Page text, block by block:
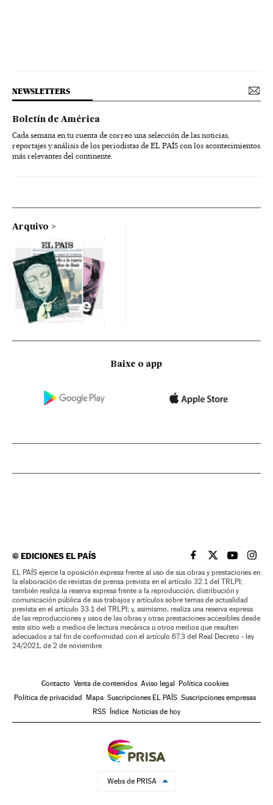
NEWSLETTERS
Boletín de América
Cada semana en tu cuenta de correo una selección de las noticias,
reportajes y análisis de los periodistas de EL PAÍS con los acontecimientos
más relevantes del continente.
Arquivo
Baixe o app
©EDICIONES EL PAÍS EL PAÍS BRASIL EN
EL PAÍSEL PAÍS
EL
EL PAÍS ejerce la oposición expresa frente al uso de sus obras y prestaciones en
la elaboración de revistas de prensa prevista en el artículo 32.1 del TRLPI;
también realiza la reserva expresa frente a la reproducción, distribución y
comunicación pública de sus trabajos y artículos sobre temas de actualidad
prevista en el artículo 33.1 del TRLPI; y, asimismo, realiza una reserva expresa
de las reproducciones y usos de las obras y otras prestaciones accesibles desde
este sitio web a medios de lectura mecánica u otros medios que resulten
adecuados a tal fin de conformidad con el artículo 67.3 del Real Decreto - ley
24/2021, de 2 de noviembre
Contacto Venta de contenidos Aviso legal Política cookies
Política de privacidad Mapa Suscripciones EL PAÍS Suscripciones empresas
RSS Índice Noticias de hoy
Webs de PRISA